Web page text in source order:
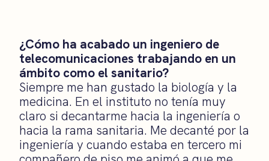
¿Cómo ha acabado un ingeniero de
telecomunicaciones trabajando en un
ámbito como el sanitario?
Siempre me han gustado la biología y la
medicina. En el instituto no tenía muy
claro si decantarme hacia la ingeniería o
hacia la rama sanitaria. Me decanté por la
ingeniería y cuando estaba en tercero mi